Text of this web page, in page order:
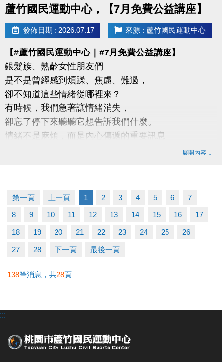
-IG : @luzhusports
蘆竹國民運動中心，【7月免費公益講座】
發佈日期 : 2026.07.17 來源 : 蘆竹國民運動中心
【#蘆竹國民運動中心｜#7月免費公益講座】
銀髮族、熟齡女性朋友們
是不是曾經感到煩躁、焦慮、難過，
卻不知道這些情緒從哪裡來？
有時候，我們急著讓情緒消失，
卻忘了停下來聽聽它想告訴我們什麼。
情緒不是麻煩，而是內心傳遞的重要訊息
【本次講座主題】
我的情緒在說什麼？一場認識自己的練習
#帶你一起：
◆ 看見自己的情緒，認識情緒真正的樣貌
◆ 學習以接納與理解的方式，與情緒和平相處
【#活動時間】下午 14:00-16:00
展開內容
第一頁 上一頁 1 2 3 4 5 6 7
8 9 10 11 12 13 14 15 16 17
18 19 20 21 22 23 24 25 26
27 28 下一頁 最後一頁
138筆消息，共28頁
:::